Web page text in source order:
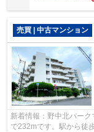
売買 | 中古マンション
新着情報：野中北パー
で232mです。駅から徒